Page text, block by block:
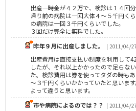
出産一時金が４２万で、検診は１４回
帰り前の病院は一回大体４～５千円く
の病院は一回３千円くらいでした。
３回だけ完全に無料でした。
昨年９月に出産しました。
| 2011/04/27
出産費用は直接支払い制度を利用して
したが、それ以上かかったので足らな
た。検診費用は券を使ってタダの時も
～３千円くらいかかっていたと思いま
よって違うと思います。
市や病院によるのでは？？
| 2011/04/27